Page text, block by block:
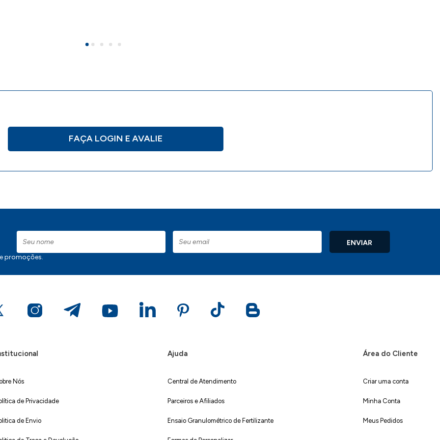
FAÇA LOGIN E AVALIE
promoções.
ENVIAR
Nós
de Privacidade
de Envio
Ajuda
Central de Atendimento
Parceiros e Afiliados
Ensaio Granulométrico de Fertilizante
Área do Cliente
Criar uma conta
Minha Conta
Meus Pedidos